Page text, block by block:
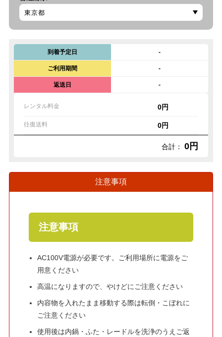
到着予定日 -
ご利用期間 -
返送日 -
レンタル料金 0円
往復送料 0円
合計： 0円
注意事項
注意事項
AC100V電源が必要です。ご利用場所に電源をご
用意ください
高温になりますので、やけどにご注意ください
内容物を入れたまま移動する際は転倒・こぼれに
ご注意ください
使用後は内鍋・ふた・レードルを洗浄のうえご返